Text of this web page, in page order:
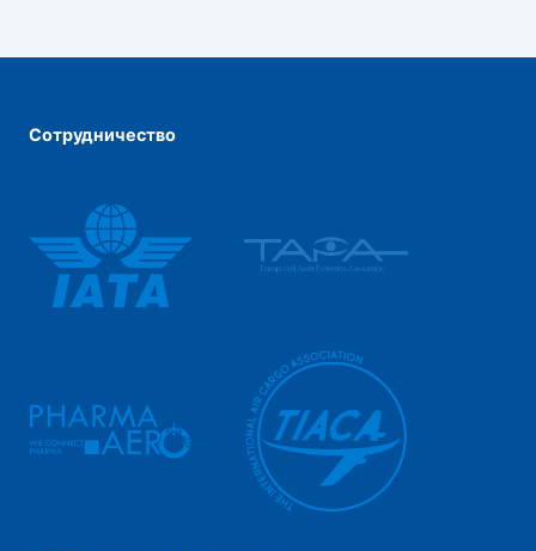
Сотрудничество